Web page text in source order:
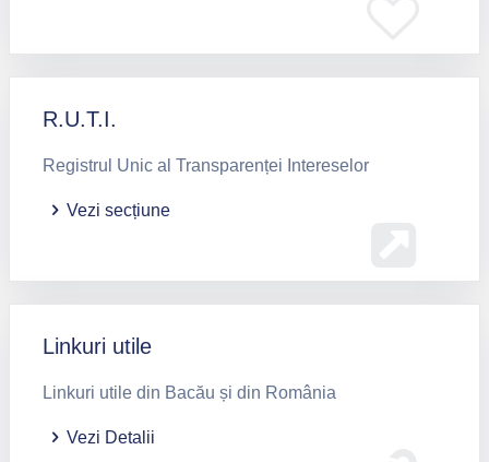
R.U.T.I.
Registrul Unic al Transparenței Intereselor
Vezi secțiune
Linkuri utile
Linkuri utile din Bacău și din România
Vezi Detalii